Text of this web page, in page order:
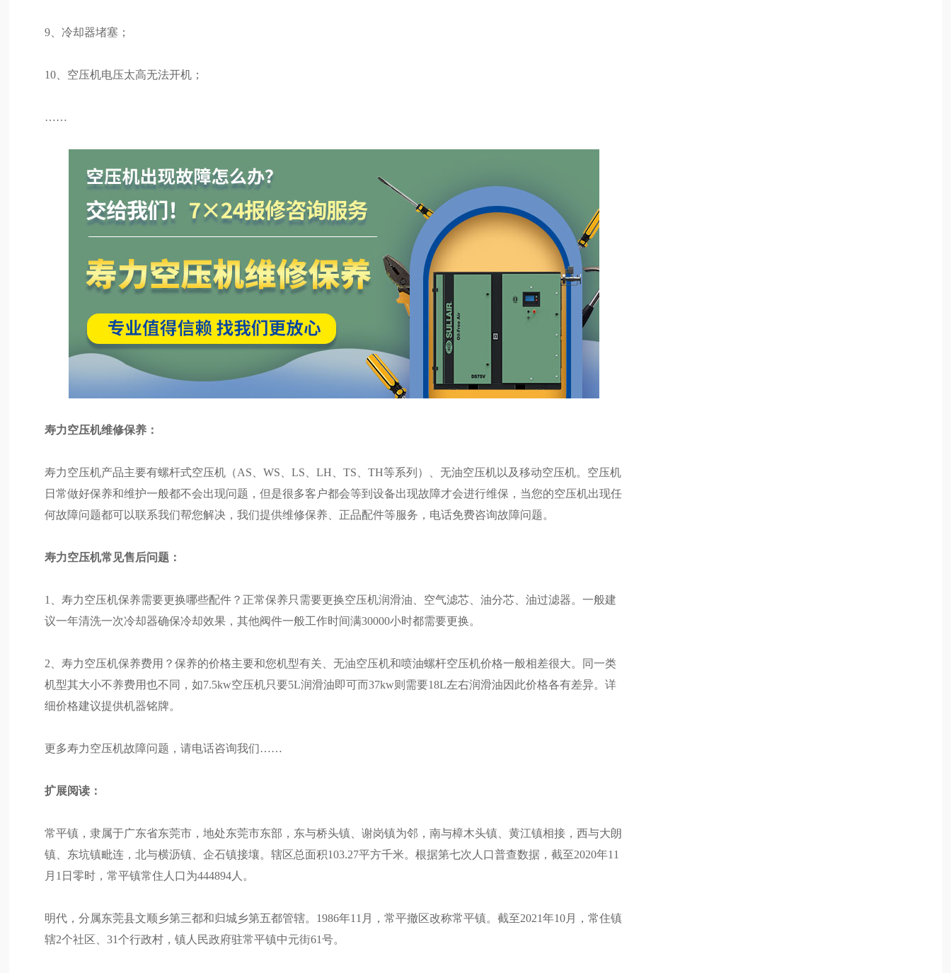
9、冷却器堵塞；
10、空压机电压太高无法开机；
……
寿力空压机维修保养：
寿力空压机产品主要有螺杆式空压机（AS、WS、LS、LH、TS、TH等系列）、无油空压机以及移动空压机。空压机
日常做好保养和维护一般都不会出现问题，但是很多客户都会等到设备出现故障才会进行维保，当您的空压机出现任
何故障问题都可以联系我们帮您解决，我们提供维修保养、正品配件等服务，电话免费咨询故障问题。
寿力空压机常见售后问题：
1、寿力空压机保养需要更换哪些配件？正常保养只需要更换空压机润滑油、空气滤芯、油分芯、油过滤器。一般建
议一年清洗一次冷却器确保冷却效果，其他阀件一般工作时间满30000小时都需要更换。
2、寿力空压机保养费用？保养的价格主要和您机型有关、无油空压机和喷油螺杆空压机价格一般相差很大。同一类
机型其大小不养费用也不同，如7.5kw空压机只要5L润滑油即可而37kw则需要18L左右润滑油因此价格各有差异。详
细价格建议提供机器铭牌。
更多寿力空压机故障问题，请电话咨询我们……
扩展阅读：
常平镇，隶属于广东省东莞市，地处东莞市东部，东与桥头镇、谢岗镇为邻，南与樟木头镇、黄江镇相接，西与大朗
镇、东坑镇毗连，北与横沥镇、企石镇接壤。辖区总面积103.27平方千米。根据第七次人口普查数据，截至2020年11
月1日零时，常平镇常住人口为444894人。
明代，分属东莞县文顺乡第三都和归城乡第五都管辖。1986年11月，常平撤区改称常平镇。截至2021年10月，常住镇
辖2个社区、31个行政村，镇人民政府驻常平镇中元街61号。